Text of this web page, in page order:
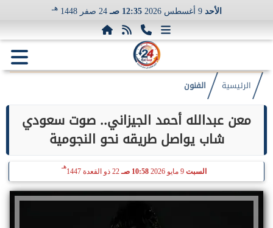
الأحد 9 أغسطس 2026 12:35 صـ 24 صفر 1448 هـ
الرئيسية الفنون
معن عبدالله أحمد الجيزاني.. صوت سعودي
شاب يواصل طريقه نحو النجومية
السبت 10:58 صـ 22 ذو القعدة 1447
هـ